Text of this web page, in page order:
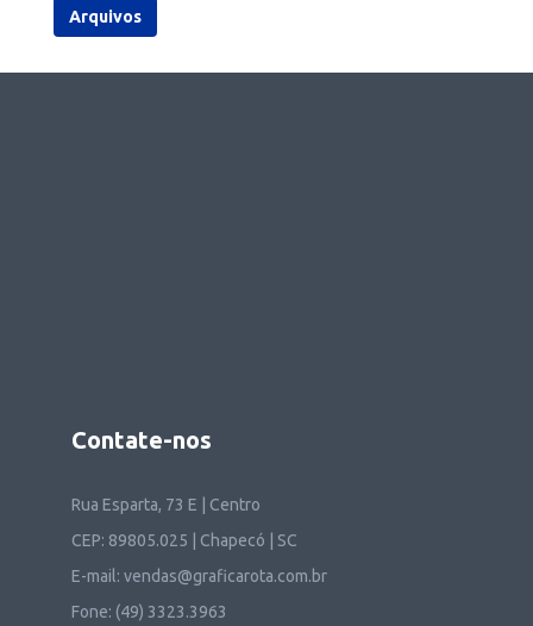
Arquivos
Contate-nos
Rua Esparta, 73 E | Centro
CEP: 89805.025 | Chapecó | SC
E-mail: vendas@graficarota.com.br
Fone: (49) 3323.3963